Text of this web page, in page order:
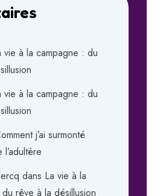
vie à la campagne : du
vie à la campagne : du
j’ai surmonté
l’adultère
dans La vie à la
rêve à la désillusion